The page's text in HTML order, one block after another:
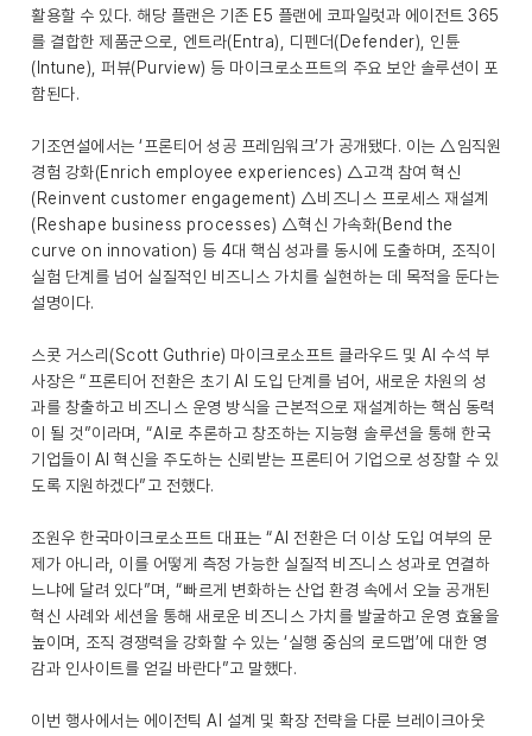
활용할 수 있다. 해당 플랜은 기존 E5 플랜에 코파일럿과 에이전트 365
를 결합한 제품군으로, 엔트라(Entra), 디펜더(Defender), 인튠
(Intune), 퍼뷰(Purview) 등 마이크로소프트의 주요 보안 솔루션이 포
함된다.
기조연설에서는 ‘프론티어 성공 프레임워크’가 공개됐다. 이는 △임직원
경험 강화(Enrich employee experiences) △고객 참여 혁신
(Reinvent customer engagement) △비즈니스 프로세스 재설계
(Reshape business processes) △혁신 가속화(Bend the
curve on innovation) 등 4대 핵심 성과를 동시에 도출하며, 조직이
실험 단계를 넘어 실질적인 비즈니스 가치를 실현하는 데 목적을 둔다는
설명이다.
스콧 거스리(Scott Guthrie) 마이크로소프트 클라우드 및 AI 수석 부
사장은 “프론티어 전환은 초기 AI 도입 단계를 넘어, 새로운 차원의 성
과를 창출하고 비즈니스 운영 방식을 근본적으로 재설계하는 핵심 동력
이 될 것”이라며, “AI로 추론하고 창조하는 지능형 솔루션을 통해 한국
기업들이 AI 혁신을 주도하는 신뢰받는 프론티어 기업으로 성장할 수 있
도록 지원하겠다”고 전했다.
조원우 한국마이크로소프트 대표는 “AI 전환은 더 이상 도입 여부의 문
제가 아니라, 이를 어떻게 측정 가능한 실질적 비즈니스 성과로 연결하
느냐에 달려 있다”며, “빠르게 변화하는 산업 환경 속에서 오늘 공개된
혁신 사례와 세션을 통해 새로운 비즈니스 가치를 발굴하고 운영 효율을
높이며, 조직 경쟁력을 강화할 수 있는 ‘실행 중심의 로드맵’에 대한 영
감과 인사이트를 얻길 바란다”고 말했다.
이번 행사에서는 에이전틱 AI 설계 및 확장 전략을 다룬 브레이크아웃